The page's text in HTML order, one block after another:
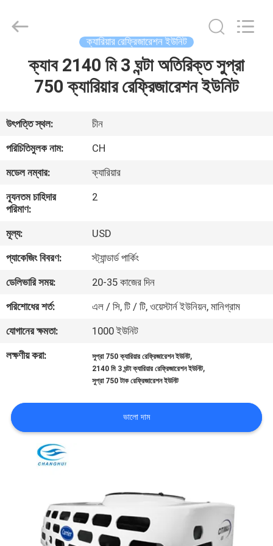
আমাদের
সম্বন্ধে
কারখানা
পরিদর্শন
গুণমান
নিয়ন্ত্রণ
আমাদের
সাথে
খবর
INDUSTRY
ক্যারিয়ার রেফ্রিজারেশন ইউনিট
ক্যাব 2140 মি 3 ঘন্টা অতিরিক্ত সুপ্রা
750 ক্যারিয়ার রেফ্রিজারেশন ইউনিট
উৎপত্তি স্থল:
চীন
পরিচিতিমুলক নাম:
CH
মডেল নম্বার:
ক্যারিয়ার
ন্যূনতম চাহিদার
পরিমাণ:
2
মূল্য:
USD
প্যাকেজিং বিবরণ:
স্ট্যান্ডার্ড পার্কিং
ডেলিভারি সময়:
20-35 কাজের দিন
পরিশোধের শর্ত:
এল / সি, টি / টি, ওয়েস্টার্ন ইউনিয়ন, মানিগ্রাম
যোগানের ক্ষমতা:
1000 ইউনিট
লক্ষণীয় করা:
সুপ্রা 750 ক্যারিয়ার রেফ্রিজারেশন ইউনিট,
2140 মি 3 ঘন্টা ক্যারিয়ার রেফ্রিজারেশন ইউনিট,
সুপ্রা 750 টাক রেফ্রিজারেশন ইউনিট
ভালো দাম